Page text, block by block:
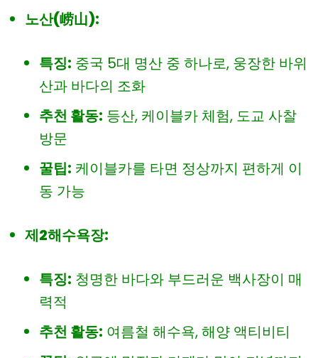
노산(崂山):
특징: 중국 5대 명산 중 하나로, 웅장한 바위
산과 바다의 조화
추천 활동: 등산, 케이블카 체험, 도교 사찰
방문
꿀팁: 케이블카를 타면 정상까지 편하게 이
동 가능
제2해수욕장:
특징: 청명한 바다와 부드러운 백사장이 매
력적
추천 활동: 여름철 해수욕, 해양 액티비티